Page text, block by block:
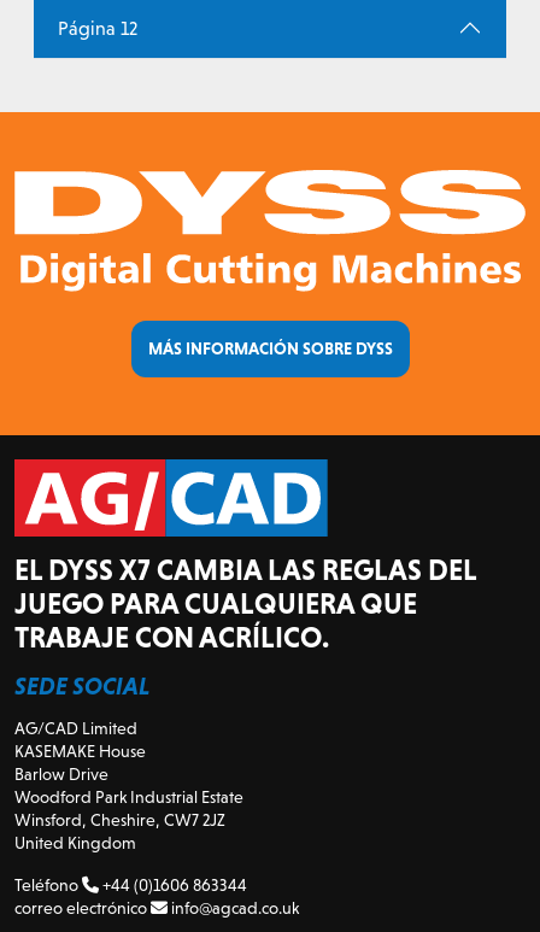
Página 12
MÁS INFORMACIÓN SOBRE DYSS
EL DYSS X7 CAMBIA LAS REGLAS DEL
JUEGO PARA CUALQUIERA QUE
TRABAJE CON ACRÍLICO.
SEDE SOCIAL
AG/CAD Limited
KASEMAKE House
Barlow Drive
Woodford Park Industrial Estate
Winsford, Cheshire, CW7 2JZ
United Kingdom
Teléfono
+44 (0)1606 863344
correo electrónico
info@agcad.co.uk